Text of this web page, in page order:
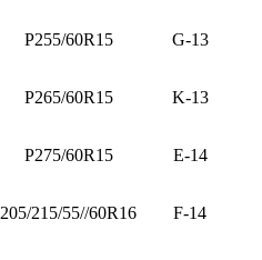
P255/60R15 G-13
P265/60R15 K-13
P275/60R15 E-14
205/215/55//60R16 F-14